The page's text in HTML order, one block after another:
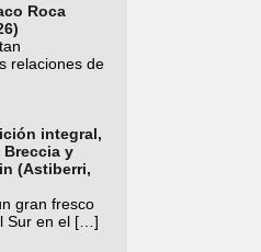
Roca
relaciones de
integral,
Breccia y
(Astiberri,
gran fresco
Sur en el […]